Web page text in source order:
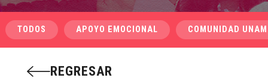
TODOS APOYO EMOCIONAL COMUNIDAD UNAM
REGRESAR